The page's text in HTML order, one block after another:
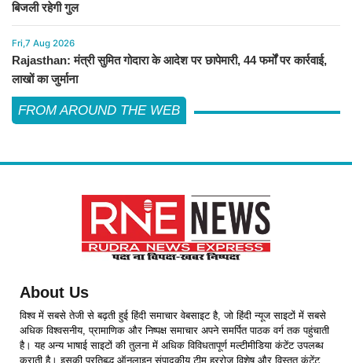
बिजली रहेगी गुल
Fri,7 Aug 2026
Rajasthan: मंत्री सुमित गोदारा के आदेश पर छापेमारी, 44 फर्मों पर कार्रवाई,
लाखों का जुर्माना
FROM AROUND THE WEB
About Us
विश्व में सबसे तेजी से बढ़ती हुई हिंदी समाचार वेबसाइट है, जो हिंदी न्यूज साइटों में सबसे
अधिक विश्वसनीय, प्रामाणिक और निष्पक्ष समाचार अपने समर्पित पाठक वर्ग तक पहुंचाती
है। यह अन्य भाषाई साइटों की तुलना में अधिक विविधतापूर्ण मल्टीमीडिया कंटेंट उपलब्ध
कराती है। इसकी प्रतिबद्ध ऑनलाइन संपादकीय टीम हररोज विशेष और विस्तृत कंटेंट